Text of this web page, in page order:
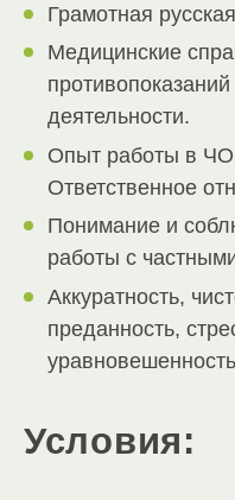
Грамотная
Медицинские
деятельности.
Опыт работы в
Ответственное
Понимание и
работы с
Аккуратность,
преданность,
Условия: